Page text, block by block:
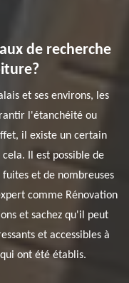
de recherche
et ses environs, les
l'étanchéité ou
il existe un certain
Il est possible de
et de nombreuses
comme Rénovation
et sachez qu'il peut
et accessibles à
ont été établis.